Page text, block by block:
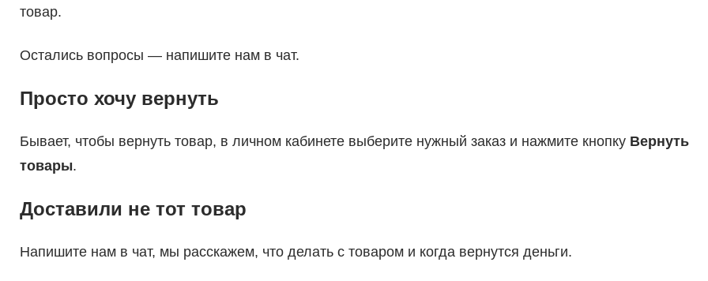
товар.
Остались вопросы — напишите нам в чат.
Просто хочу вернуть
Бывает, чтобы вернуть товар, в личном кабинете выберите нужный заказ и нажмите кнопку Вернуть
товары.
Доставили не тот товар
Напишите нам в чат, мы расскажем, что делать с товаром и когда вернутся деньги.